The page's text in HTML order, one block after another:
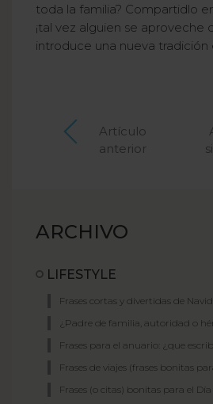
toda la familia? Compartidlo
¡tal vez alguien se aproveche
introduce una nueva tradición
Artículo
anterior
ARCHIVO
LIFESTYLE
Frases cortas y divertidas de
¿Padre de familia, autoridad o
Frases para el anuario: ¿que
Frases de viajes (frases bonitas
Frases (o citas) bonitas para el Día